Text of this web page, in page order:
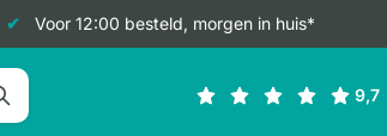
Voor 12:00 besteld, morgen in huis*